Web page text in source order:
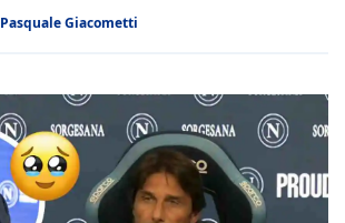
Pasquale Giacometti